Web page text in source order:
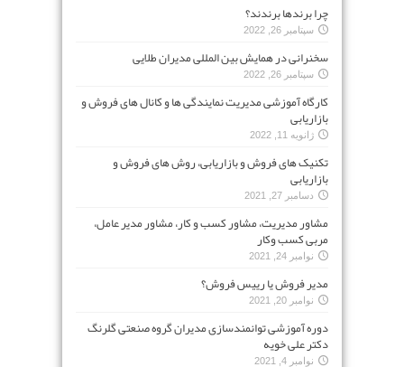
چرا برندها برندند؟
سپتامبر 26, 2022
سخنرانی در همایش بین المللی مدیران طلایی
سپتامبر 26, 2022
کارگاه آموزشی مدیریت نمایندگی ها و کانال های فروش و
بازاریابی
ژانویه 11, 2022
تکنیک های فروش و بازاریابی، روش های فروش و
بازاریابی
دسامبر 27, 2021
مشاور مدیریت، مشاور کسب و کار، مشاور مدیر عامل،
مربی کسب وکار
نوامبر 24, 2021
مدیر فروش یا رییس فروش؟
نوامبر 20, 2021
دوره آموزشی توانمندسازی مدیران گروه صنعتی گلرنگ
دکتر علی خویه
نوامبر 4, 2021